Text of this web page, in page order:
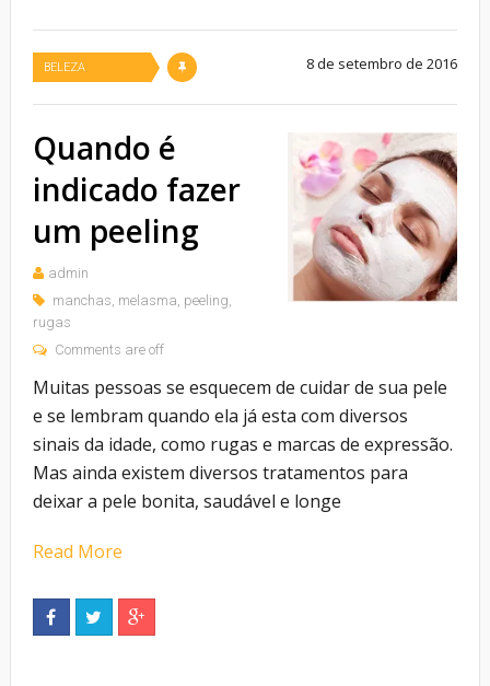
BELEZA 8 de setembro de 2016
Quando é
indicado fazer
um peeling
admin
manchas, melasma, peeling,
rugas
Comments are off
Muitas pessoas se esquecem de cuidar de sua pele
e se lembram quando ela já esta com diversos
sinais da idade, como rugas e marcas de expressão.
Mas ainda existem diversos tratamentos para
deixar a pele bonita, saudável e longe
Read More